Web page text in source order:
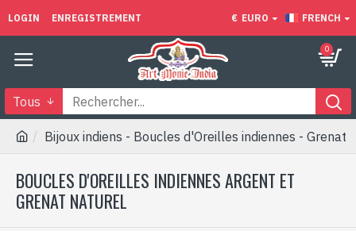
LOGIN ENREGISTREMENT € EURO FRENCH
0
Tous
Bijoux indiens - Boucles d'Oreilles indiennes - Grenat
BOUCLES D'OREILLES INDIENNES ARGENT ET
GRENAT NATUREL